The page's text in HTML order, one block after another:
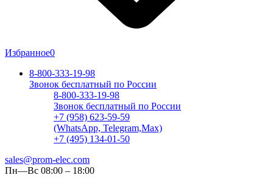
Избранное0
8-800-333-19-98
Звонок бесплатный по России
8-800-333-19-98
Звонок бесплатный по России
+7 (958) 623-59-59
(WhatsApp, Telegram,Max)
+7 (495) 134-01-50
sales@prom-elec.com
Пн—Вс 08:00 – 18:00